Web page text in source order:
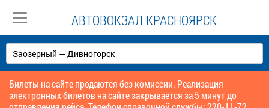
АВТОВОКЗАЛ КРАСНОЯРСК
Билеты на сайте продаются без комиссии. Реализация
электронных билетов на сайте закрывается за 5 минут до